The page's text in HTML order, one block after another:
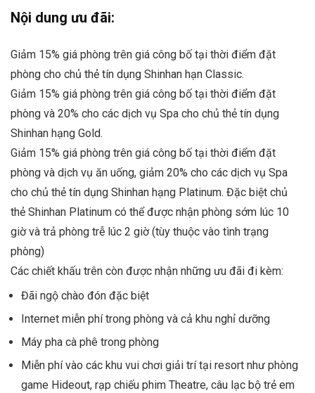
Nội dung ưu đãi:
Giảm 15% giá phòng trên giá công bố tại thời điểm đặt
phòng cho chủ thẻ tín dụng Shinhan hạn Classic.
Giảm 15% giá phòng trên giá công bố tại thời điểm đặt
phòng và 20% cho các dịch vụ Spa cho chủ thẻ tín dụng
Shinhan hạng Gold.
Giảm 15% giá phòng trên giá công bố tại thời điểm đặt
phòng và dịch vụ ăn uống, giảm 20% cho các dịch vụ Spa
cho chủ thẻ tín dụng Shinhan hạng Platinum. Đặc biệt chủ
thẻ Shinhan Platinum có thể được nhận phòng sớm lúc 10
giờ và trả phòng trễ lúc 2 giờ (tùy thuộc vào tình trạng
phòng)
Các chiết khấu trên còn được nhận những ưu đãi đi kèm:
Đãi ngộ chào đón đặc biệt
Internet miễn phí trong phòng và cả khu nghỉ dưỡng
Máy pha cà phê trong phòng
Miễn phí vào các khu vui chơi giải trí tại resort như phòng
game Hideout, rạp chiếu phim Theatre, câu lạc bộ trẻ em